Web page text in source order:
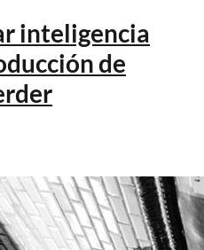
inteligencia
de